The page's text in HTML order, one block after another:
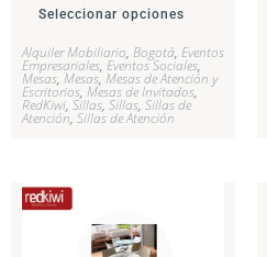
Seleccionar opciones
Alquiler Mobiliario, Bogotá, Eventos
Empresariales, Eventos Sociales,
Mesas, Mesas, Mesas de Atención y
Escritorios, Mesas de Invitados,
RedKiwi, Sillas, Sillas, Sillas de
Atención, Sillas de Atención